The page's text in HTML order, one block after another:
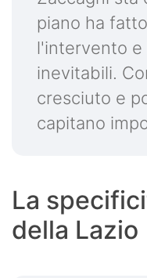
piano ha
l'intervento
inevitabili.
cresciuto e
capitano
La
della Lazio